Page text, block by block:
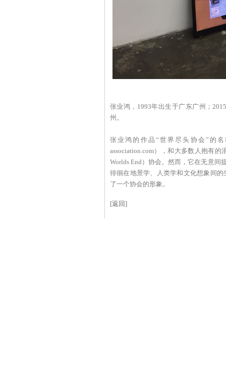
张业鸿，1993年出生于广东广州；
州。
张业鸿的作品“世界尽头协会”的名
association.com），和大多数人抱有的
Worlds End）协会。然而，它在无意间
徘徊在地景学、人类学和文化想象间
了一个协会的形象。
[返回]